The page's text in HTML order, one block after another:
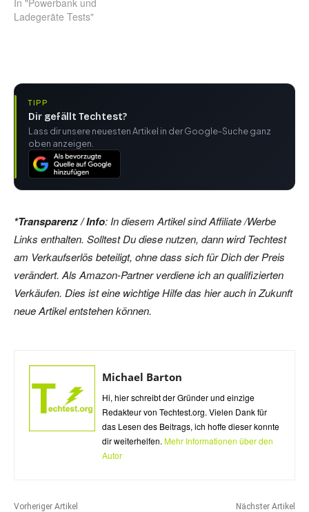
In "Powerbank und
Ladegeräte Tests"
TIPP
Dir gefällt Techtest?
Lass dir unsere neuesten Artikel in der Google-Suche ganz
oben anzeigen.
*Transparenz / Info: In diesem Artikel sind Affiliate /Werbe
Links enthalten. Solltest Du diese nutzen, dann wird Techtest
am Verkaufserlös beteiligt, ohne dass sich für Dich der Preis
verändert. Als Amazon-Partner verdiene ich an qualifizierten
Verkäufen. Dies ist eine wichtige Hilfe das hier auch in Zukunft
neue Artikel entstehen können.
Michael Barton
Hi, hier schreibt der Gründer und einzige
Redakteur von Techtest.org. Vielen Dank für
das Lesen des Beitrags, ich hoffe dieser konnte
dir weiterhelfen. Mehr Informationen über den
Autor
Vorheriger Artikel Nächster Artikel